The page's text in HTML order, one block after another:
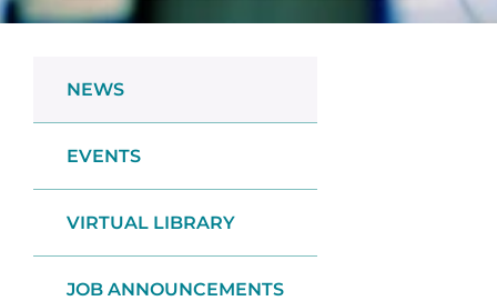
NEWS
EVENTS
VIRTUAL LIBRARY
JOB ANNOUNCEMENTS